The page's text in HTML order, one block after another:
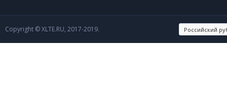
Copyright © XLTE.RU, 2017-2019.